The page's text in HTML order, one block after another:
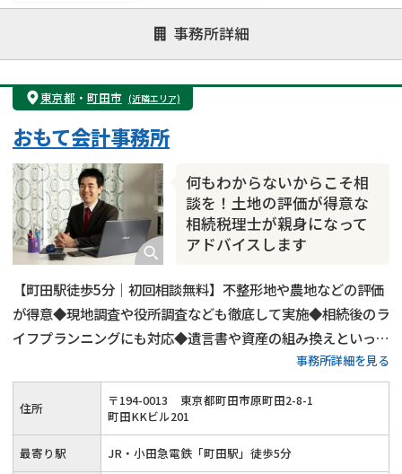
遺言書作成・遺言執行
相続放棄
相続登記
遺産分割
遺留分侵害額請求
相続税申告
相続手続き
銀行手続き
成年後見・任意後見
相続人調査
相続トラブル
事務所詳細
東京都 ・ 町田市 (近隣エリア)
何もわからないからこそ相
談を！土地の評価が得意な
相続税理士が親身になって
アドバイスします
おもて会計事務所
【町田駅徒歩5分｜初回相談無料】不整形地や農地などの評価
が得意◆現地調査や役所調査なども徹底して実施◆相続後のラ
イフプランニングにも対応◆遺言書や資産の組み換えといった
生前対策も可能◆話しやすくて親切な税理士が、お客様の悩み
に寄り添いながら相続税申告をサポートします。
事務所詳細を見る
住所 〒194-0013
東京都町田市原町田2-8-1
町田KKビル201
最寄り駅 JR・小田急電鉄「町田駅」徒歩5分